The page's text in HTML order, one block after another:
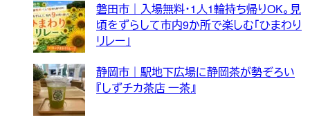
磐田市｜入場無料・1人1輪持ち帰りOK。見
頃をずらして市内9か所で楽しむ「ひまわり
リレー」
静岡市｜駅地下広場に静岡茶が勢ぞろい
『しずチカ茶店 一茶』